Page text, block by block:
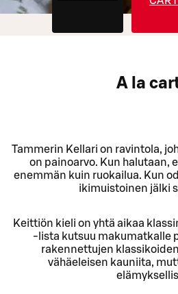
A la
Tammerin Kellari on ravintola,
on painoarvo. Kun halutaan,
enemmän kuin ruokailua. Kun
ikimuistoinen jälki
Keittiön kieli on yhtä aikaa
-lista kutsuu makumatkalle
rakennettujen
vähäeleisen kauniita,